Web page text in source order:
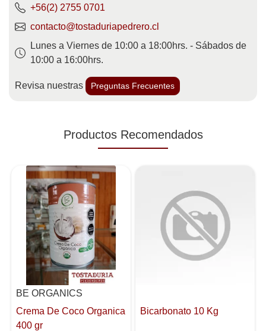
+56(2) 2755 0701
contacto@tostaduriapedrero.cl
Lunes a Viernes de 10:00 a 18:00hrs. - Sábados de
10:00 a 16:00hrs.
Revisa nuestras Preguntas Frecuentes
Productos Recomendados
BE ORGANICS
Crema De Coco Organica
400 gr
Bicarbonato 10 Kg